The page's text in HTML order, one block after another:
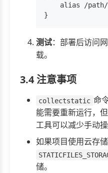
alias /
测试：部署后访问
载。
3.4 注意事项
collectstatic 命
能需要重新运行，
工具可以减少手动操
如果项目使用云存
储。